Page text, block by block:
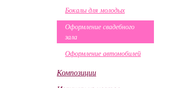
Бокалы для молодых
Оформление свадебного
зала
Оформление автомобилей
Композиции